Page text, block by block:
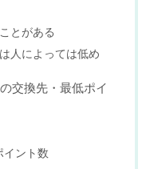
とがある
人によっては低め
交換先・最低ポイ
イント数